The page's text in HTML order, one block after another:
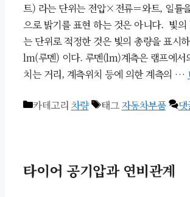
트) 라는 단위는 전압×전류＝와트, 일률
으로 밝기를 표현 하는 것은 아니다. 빛의
는 단위로 적정한 것은 빛의 총량을 표시
lm(루멘) 이다. 루멘(lm)계측은 램프에서
치는 거리, 계측위치 등에 의한 계측의 …
카테고리 차량 태그자동차부품 댓
타이어 공기압과 연비관계